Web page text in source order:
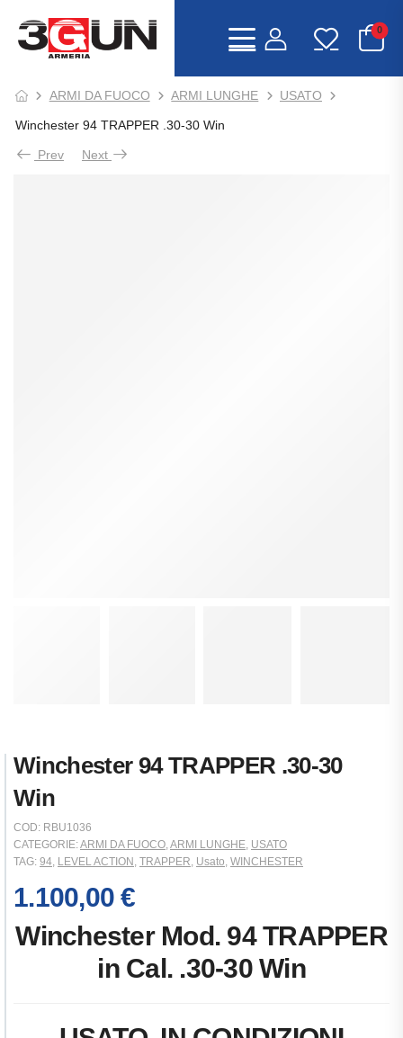
0
ARMI DA FUOCO ARMI LUNGHE USATO
Winchester 94 TRAPPER .30-30 Win
Prev Next
Winchester 94 TRAPPER .30-30
Win
COD: RBU1036
CATEGORIE:ARMI DA FUOCO,ARMI LUNGHE, USATO
TAG: 94, LEVEL ACTION , TRAPPER, Usato, WINCHESTER
1.100,00€
Winchester Mod. 94 TRAPPER
in Cal. .30-30 Win